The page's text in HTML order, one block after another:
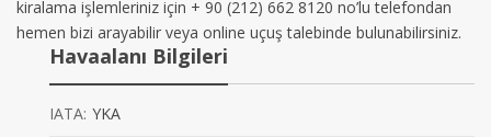
kiralama işlemleriniz için + 90 (212) 662 8120 no’lu telefondan
hemen bizi arayabilir veya online uçuş talebinde bulunabilirsiniz.
Havaalanı Bilgileri
IATA: YKA